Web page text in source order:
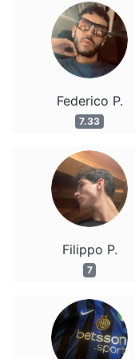
Federico P.
7.33
Filippo P.
7